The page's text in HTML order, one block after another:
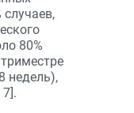
случаев,
80%
недель),